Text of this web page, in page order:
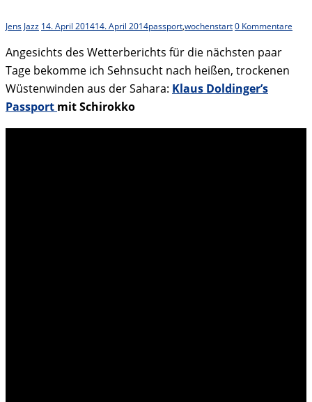
JensJazz 14. April 201414. April 2014passport,wochenstart0 Kommentare
Angesichts des Wetterberichts für die nächsten paar
Tage bekomme ich Sehnsucht nach heißen, trockenen
Wüstenwinden aus der Sahara: Klaus Doldinger’s
Passport mit Schirokko